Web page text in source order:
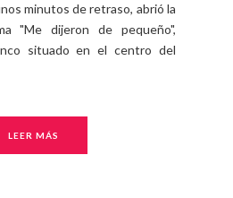
minutos de retraso, abrió la
"Me dijeron de pequeño",
situado en el centro del
LEER MÁS